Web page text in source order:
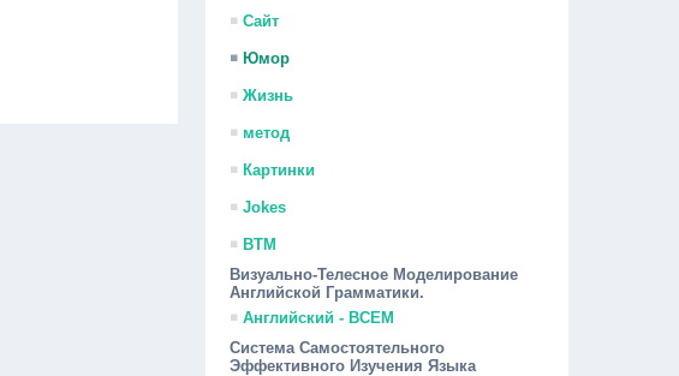
Сайт
Юмор
Жизнь
метод
Картинки
Jokes
ВТМ
Визуально-Телесное Моделирование
Английской Грамматики.
Английский - ВСЕМ
Система Самостоятельного
Эффективного Изучения Языка